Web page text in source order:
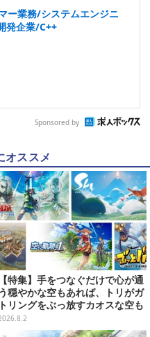
ー業務/システムエンジニ
発企業/C++
Sponsored by
オススメ
【特集】手をつなぐだけで心が通
う穏やかな空もあれば、トリがガ
トリングをぶっ放すカオスな空も
る！“空”がテーマのおすすめゲ
ーム5選